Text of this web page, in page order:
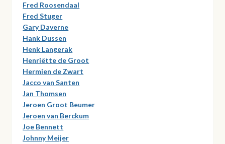
Fred Roosendaal
Fred Stuger
Gary Daverne
Hank Dussen
Henk Langerak
Henriëtte de Groot
Hermien de Zwart
Jacco van Santen
Jan Thomsen
Jeroen Groot Beumer
Jeroen van Berckum
Joe Bennett
Johnny Meijer